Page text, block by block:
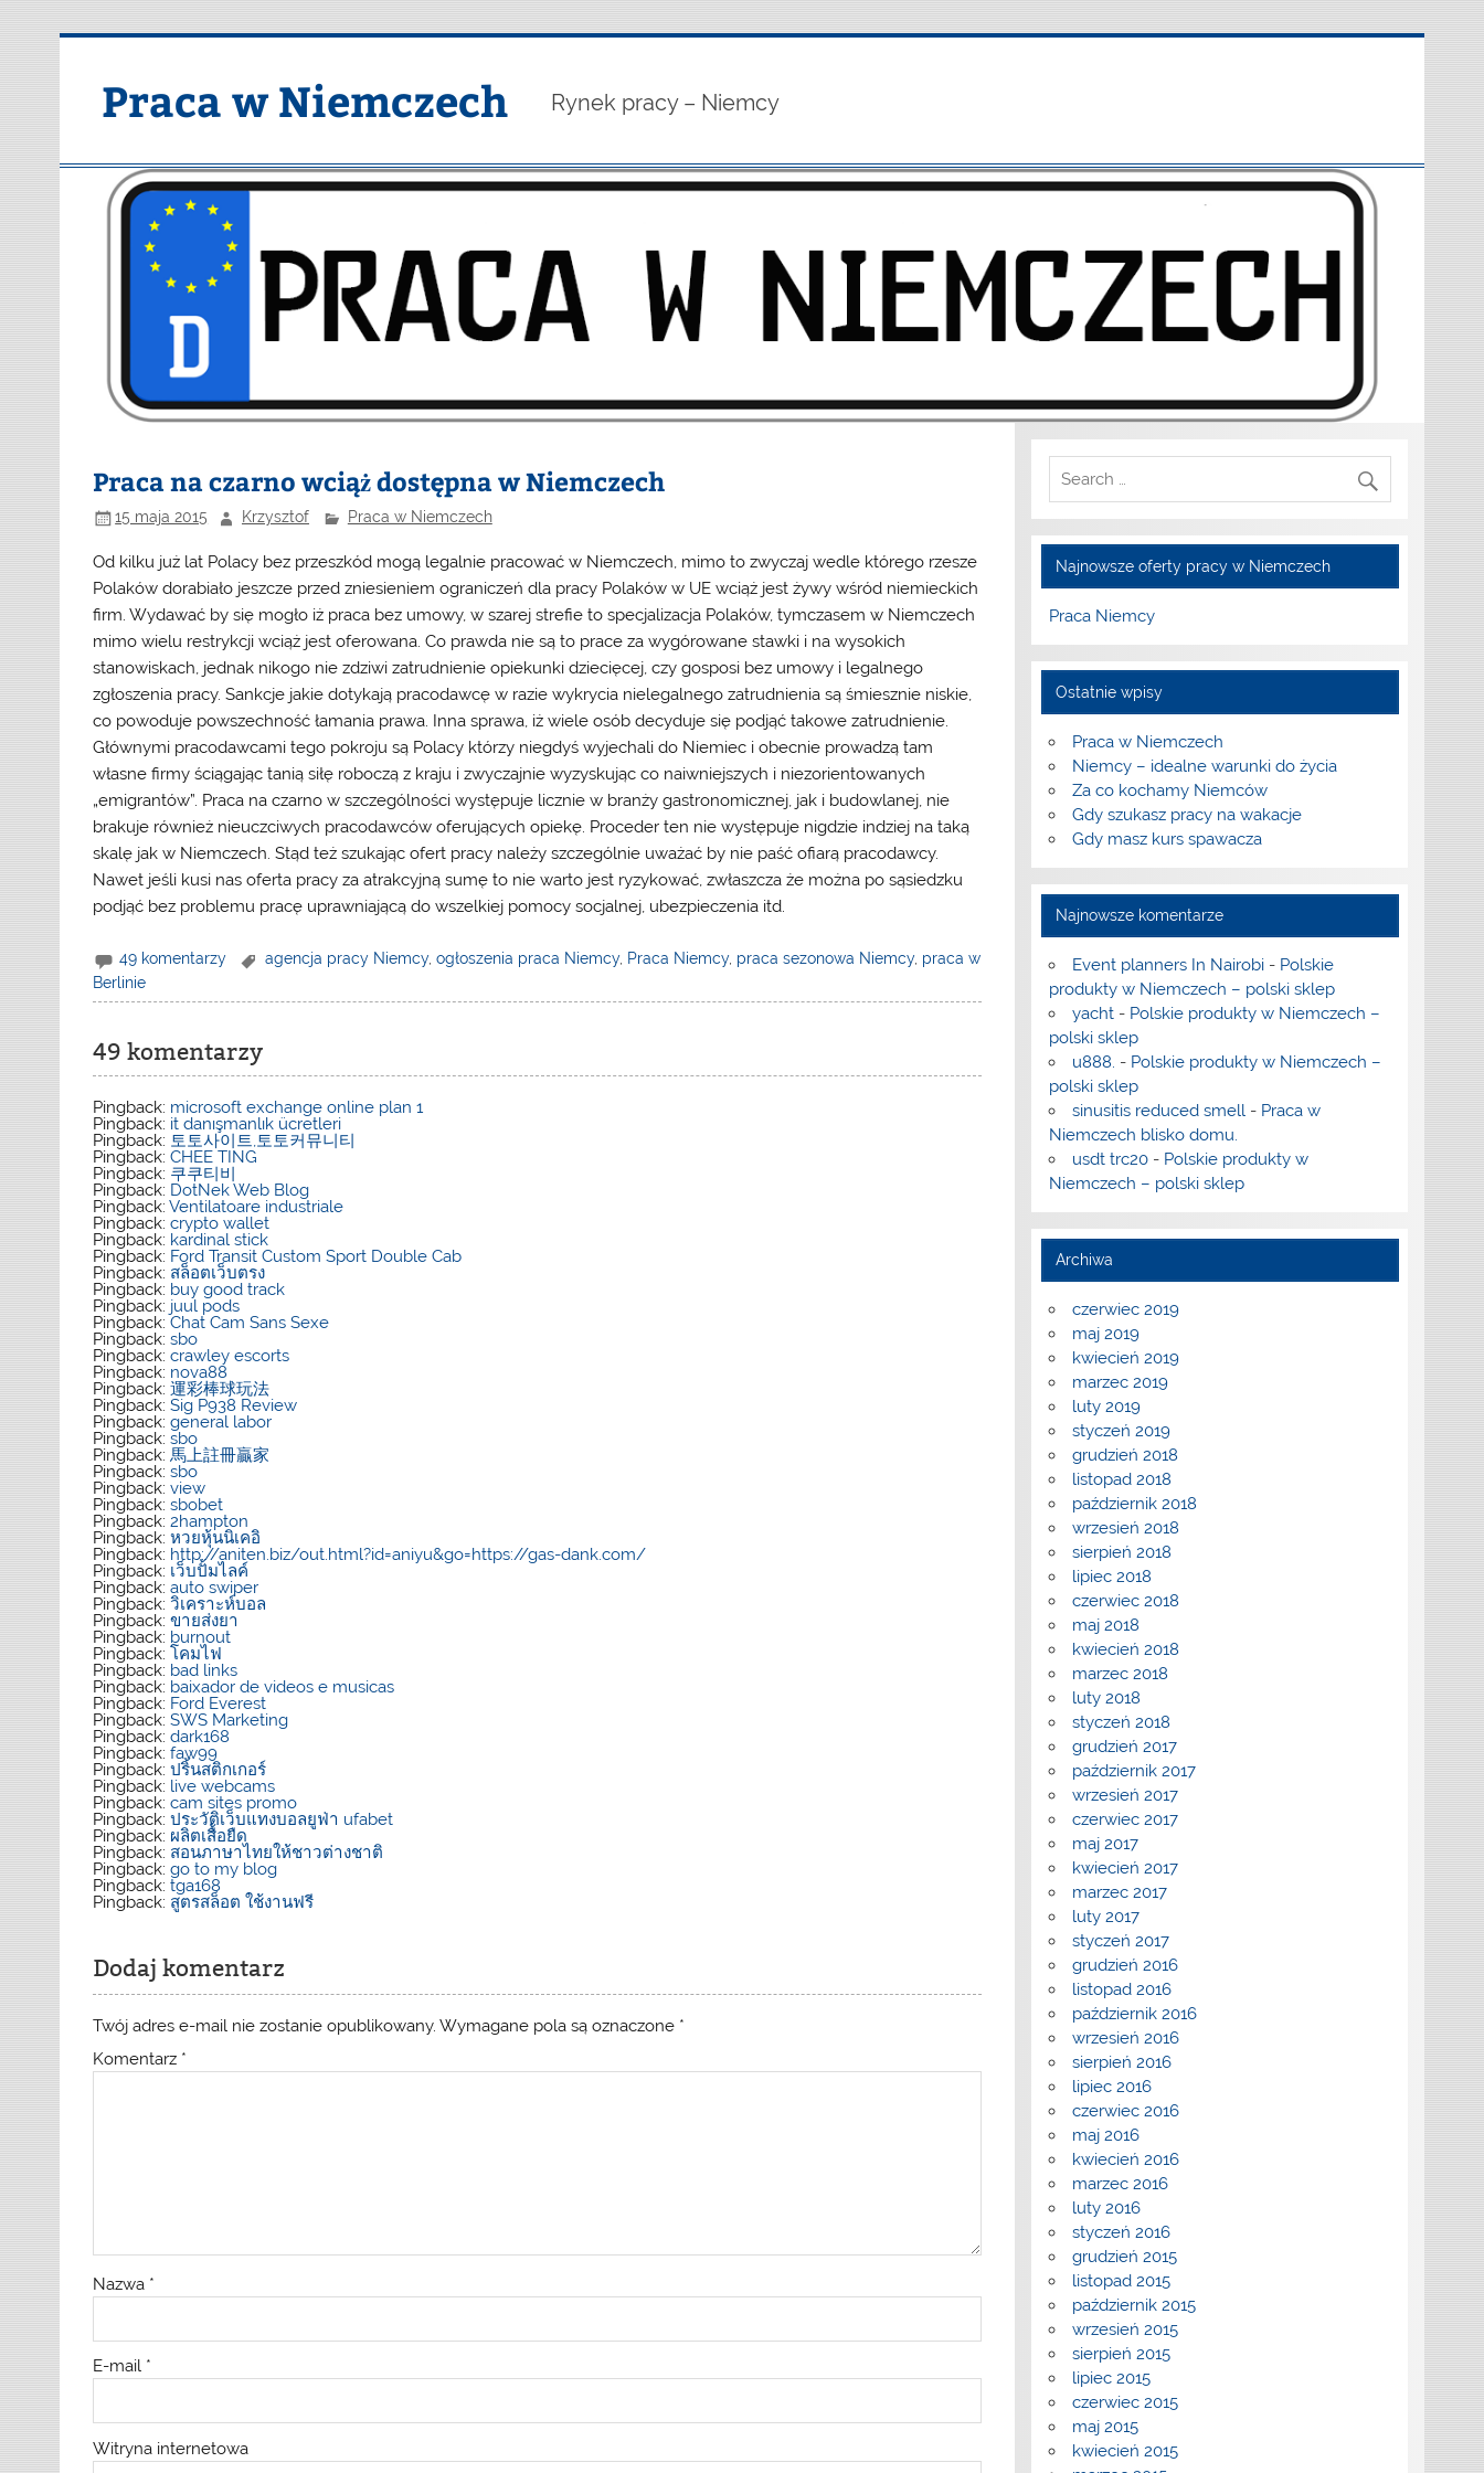
Praca w Niemczech Rynek pracy – Niemcy
Praca na czarno wciąż dostępna w Niemczech
15 maja 2015 Krzysztof Praca w Niemczech
Od kilku już lat Polacy bez przeszkód mogą legalnie pracować w Niemczech, mimo to zwyczaj wedle którego rzesze
Polaków dorabiało jeszcze przed zniesieniem ograniczeń dla pracy Polaków w UE wciąż jest żywy wśród niemieckich
firm. Wydawać by się mogło iż praca bez umowy, w szarej strefie to specjalizacja Polaków, tymczasem w Niemczech
mimo wielu restrykcji wciąż jest oferowana. Co prawda nie są to prace za wygórowane stawki i na wysokich
stanowiskach, jednak nikogo nie zdziwi zatrudnienie opiekunki dziecięcej, czy gosposi bez umowy i legalnego
zgłoszenia pracy. Sankcje jakie dotykają pracodawcę w razie wykrycia nielegalnego zatrudnienia są śmiesznie niskie,
co powoduje powszechność łamania prawa. Inna sprawa, iż wiele osób decyduje się podjąć takowe zatrudnienie.
Głównymi pracodawcami tego pokroju są Polacy którzy niegdyś wyjechali do Niemiec i obecnie prowadzą tam
własne firmy ściągając tanią siłę roboczą z kraju i zwyczajnie wyzyskując co naiwniejszych i niezorientowanych
„emigrantów”. Praca na czarno w szczególności występuje licznie w branży gastronomicznej, jak i budowlanej, nie
brakuje również nieuczciwych pracodawców oferujących opiekę. Proceder ten nie występuje nigdzie indziej na taką
skalę jak w Niemczech. Stąd też szukając ofert pracy należy szczególnie uważać by nie paść ofiarą pracodawcy.
Nawet jeśli kusi nas oferta pracy za atrakcyjną sumę to nie warto jest ryzykować, zwłaszcza że można po sąsiedzku
podjąć bez problemu pracę uprawniającą do wszelkiej pomocy socjalnej, ubezpieczenia itd.
49 komentarzy agencja pracy Niemcy, ogłoszenia praca Niemcy, Praca Niemcy, praca sezonowa Niemcy, praca w
Berlinie
49 komentarzy
Pingback: microsoft exchange online plan 1
Pingback: it danışmanlık ücretleri
Pingback: 토토사이트,토토커뮤니티
Pingback:CHEE TING
Pingback: 쿠쿠티비
Pingback: DotNek Web Blog
Pingback:Ventilatoare industriale
Pingback:crypto wallet
Pingback: kardinal stick
Pingback: Ford Transit Custom Sport Double Cab
Pingback: สล็อตเว็บตรง
Pingback: buy good track
Pingback: juul pods
Pingback:Chat Cam Sans Sexe
Pingback:sbo
Pingback:crawley escorts
Pingback: nova88
Pingback:運彩棒球玩法
Pingback:Sig P938 Review
Pingback:general labor
Pingback:sbo
Pingback:馬上註冊贏家
Pingback:sbo
Pingback:view
Pingback:sbobet
Pingback:2hampton
Pingback:หวยหุ้นนิเคอิ
Pingback: http://aniten.biz/out.html?id=aniyu&go=https://gas-dank.com/
Pingback: เว็บปั้มไลค์
Pingback:auto swiper
Pingback:วิเคราะห์บอล
Pingback:ขายส่งยา
Pingback: burnout
Pingback:โคมไฟ
Pingback: bad links
Pingback: baixador de videos e musicas
Pingback: Ford Everest
Pingback:SWS Marketing
Pingback:dark168
Pingback:faw99
Pingback:ปริ้นสติกเกอร์
Pingback: live webcams
Pingback:cam sites promo
Pingback:ประวัติเว็บแทงบอลยูฟ่า ufabet
Pingback: ผลิตเสื้อยืด
Pingback: สอนภาษาไทยให้ชาวต่างชาติ
Pingback:go to my blog
Pingback:tga168
Pingback: สูตรสล็อต ใช้งานฟรี
Dodaj komentarz
Twój adres e-mail nie zostanie opublikowany. Wymagane pola są oznaczone *
Komentarz *
Nazwa *
E-mail *
Witryna internetowa
Najnowsze oferty pracy w Niemczech
Praca Niemcy
Ostatnie wpisy
Praca w Niemczech
Niemcy – idealne warunki do życia
Za co kochamy Niemców
Gdy szukasz pracy na wakacje
Gdy masz kurs spawacza
Najnowsze komentarze
Event planners In Nairobi- Polskie
produkty w Niemczech – polski sklep
yacht- Polskie produkty w Niemczech –
polski sklep
u888. - Polskie produkty w Niemczech –
polski sklep
sinusitis reduced smell- Praca w
Niemczech blisko domu.
usdt trc20- Polskie produkty w
Niemczech – polski sklep
Archiwa
czerwiec 2019
maj 2019
kwiecień 2019
marzec 2019
luty 2019
styczeń 2019
grudzień 2018
listopad 2018
październik 2018
wrzesień 2018
sierpień 2018
lipiec 2018
czerwiec 2018
maj 2018
kwiecień 2018
marzec 2018
luty 2018
styczeń 2018
grudzień 2017
październik 2017
wrzesień 2017
czerwiec 2017
maj 2017
kwiecień 2017
marzec 2017
luty 2017
styczeń 2017
grudzień 2016
listopad 2016
październik 2016
wrzesień 2016
sierpień 2016
lipiec 2016
czerwiec 2016
maj 2016
kwiecień 2016
marzec 2016
luty 2016
styczeń 2016
grudzień 2015
listopad 2015
październik 2015
wrzesień 2015
sierpień 2015
lipiec 2015
czerwiec 2015
maj 2015
kwiecień 2015